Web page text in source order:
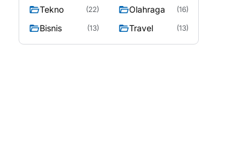
Tekno (22) Olahraga (16)
Bisnis (13) Travel (13)